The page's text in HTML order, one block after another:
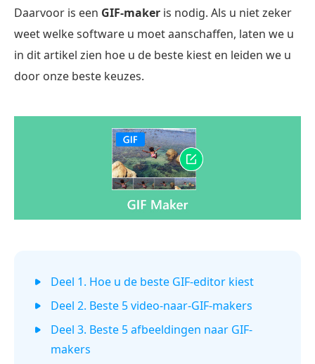
Daarvoor is een GIF-maker is nodig. Als u niet zeker
weet welke software u moet aanschaffen, laten we u
in dit artikel zien hoe u de beste kiest en leiden we u
door onze beste keuzes.
Deel 1. Hoe u de beste GIF-editor kiest
Deel 2. Beste 5 video-naar-GIF-makers
Deel 3. Beste 5 afbeeldingen naar GIF-
makers